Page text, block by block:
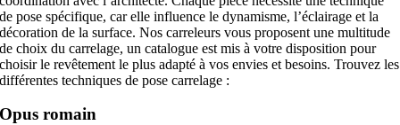
de pose spécifique, car elle influence le dynamisme, l’éclairage et la
décoration de la surface. Nos carreleurs vous proposent une multitude
de choix du carrelage, un catalogue est mis à votre disposition pour
choisir le revêtement le plus adapté à vos envies et besoins. Trouvez les
différentes techniques de pose carrelage :
Opus romain